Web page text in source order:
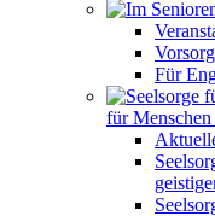
Für
für